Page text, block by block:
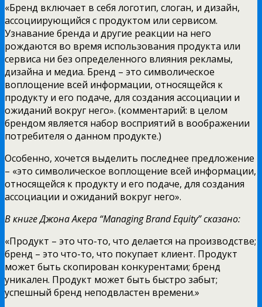
«Бренд включает в себя логотип, слоган, и дизайн,
ассоциирующийся с продуктом или сервисом.
Узнавание бренда и другие реакции на него
рождаются во время использования продукта или
сервиса ни без определенного влияния рекламы,
дизайна и медиа. Бренд – это символическое
воплощение всей информации, относящейся к
продукту и его подаче, для создания ассоциации и
ожиданий вокруг него». (комментарий: в целом
брендом является набор восприятий в воображении
потребителя о данном продукте.)
Особенно, хочется выделить последнее предложение
– «это символическое воплощение всей информации,
относящейся к продукту и его подаче, для создания
ассоциации и ожиданий вокруг него».
В книге Джона Акера “Managing Brand Equity” сказано:
«Продукт – это что-то, что делается на производстве;
бренд – это что-то, что покупает клиент. Продукт
может быть скопирован конкурентами; бренд
уникален. Продукт может быть быстро забыт;
успешный бренд неподвластен времени.»